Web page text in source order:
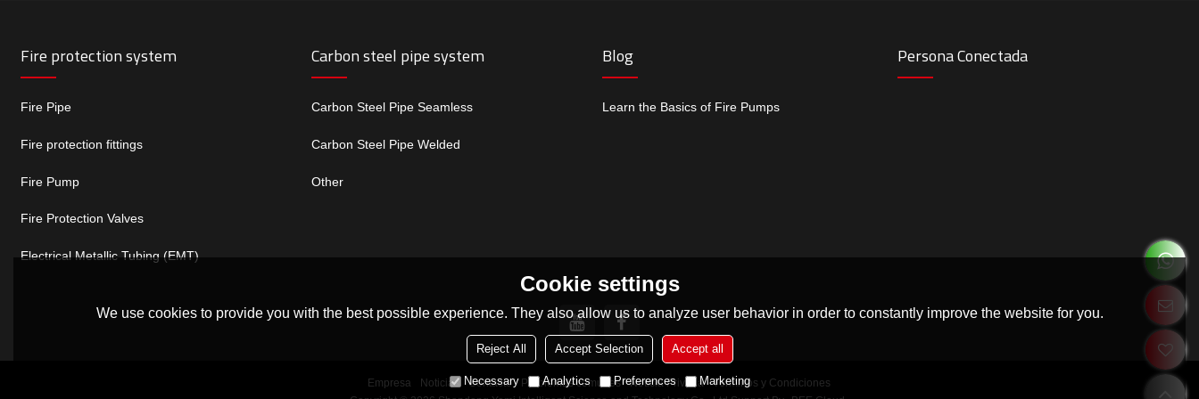
Fire protection system
Fire Pipe
Fire protection fittings
Fire Pump
Fire Protection Valves
Electrical Metallic Tubing (EMT)
Carbon steel pipe system
Carbon Steel Pipe Seamless
Carbon Steel Pipe Welded
Other
Blog
Learn the Basics of Fire Pumps
Persona Conectada
Empresa Noticias Contacto Problemas comunes Noticia Privada
Términos y Condiciones
Cookie settings
We use cookies to provide you with the best possible experience. They also allow us to analyze user behavior in order to constantly improve the website for you.
Reject All Accept Selection Accept all
Necessary Analytics Preferences Marketing